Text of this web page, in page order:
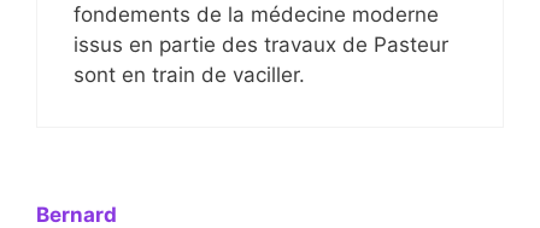
fondements de la médecine moderne
issus en partie des travaux de Pasteur
sont en train de vaciller.
Bernard